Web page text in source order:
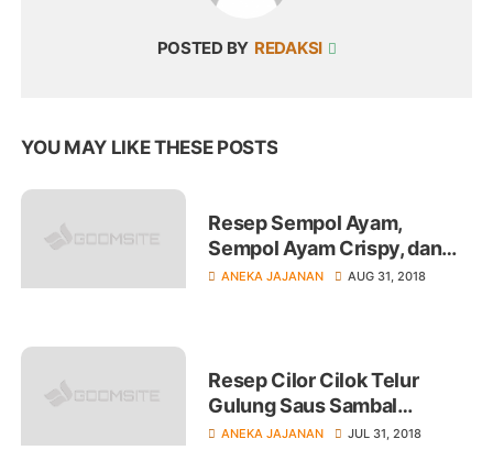
POSTED BY REDAKSI
YOU MAY LIKE THESE POSTS
Resep Sempol Ayam,
Sempol Ayam Crispy, dan
Cara Buat Saus Sambal
ANEKA JAJANAN AUG 31, 2018
Resep Cilor Cilok Telur
Gulung Saus Sambal
Jajanan Pasar dan Anak
ANEKA JAJANAN JUL 31, 2018